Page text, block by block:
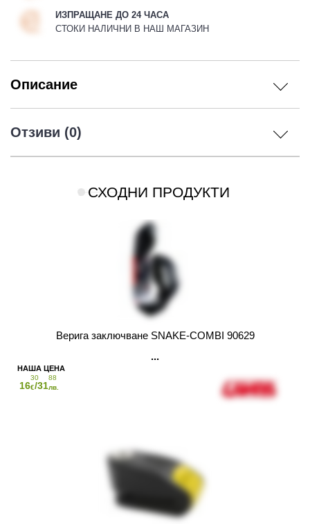
ИЗПРАЩАНЕ ДО 24 ЧАСА
СТОКИ НАЛИЧНИ В НАШ МАГАЗИН
Описание
Отзиви (0)
СХОДНИ ПРОДУКТИ
Верига заключване SNAKE-COMBI 90629
16
30
€/31
88
лв.